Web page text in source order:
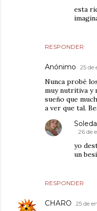
RESPONDER
esta
Anónimo 25 de
Nunca probé
muy nutritiva y
sueño que
a ver que tal.
RESPONDER
26 de
yo
un
CHARO 25 de